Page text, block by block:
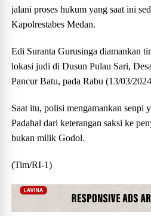
jalani proses hukum yang saat ini
Kapolrestabes Medan.
Edi Suranta Gurusinga diamankan
lokasi judi di Dusun Pulau Sari,
Pancur Batu, pada Rabu (13/03/
Saat itu, polisi mengamankan senpi
Padahal dari keterangan saksi ke
bukan milik Godol.
(Tim/RI-1)